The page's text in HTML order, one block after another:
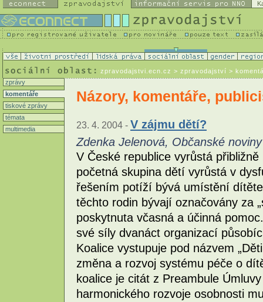
zpravodajstvi.ecn.cz > zpravodajství >
zprávy
komentáře
tiskové zprávy
témata
multimedia
Názory, komentáře,
23. 4. 2004 - V zájmu dětí?
Zdenka Jelenová, Občanské noviny
V České republice vyrůstá
početná skupina dětí vyrůstá v
řešením potíží bývá umístění
těchto rodin bývají označovány za
poskytnuta včasná a účinná
své síly dvanáct organizací
Koalice vystupuje pod názvem
změna a rozvoj systému péče o
koalice je citát z Preambule
harmonického rozvoje osobnosti